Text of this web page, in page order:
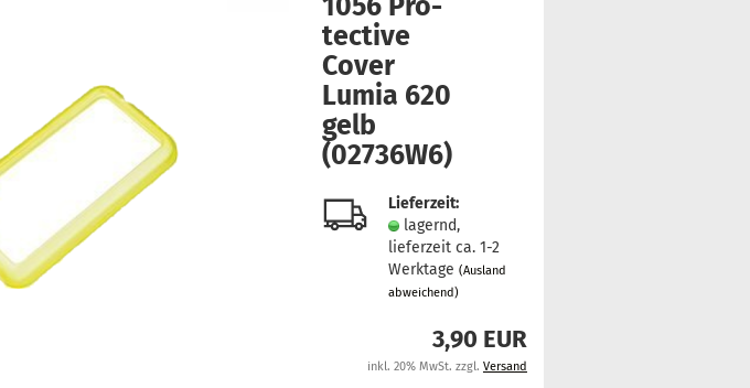
1056 Pro­
tec­ti­ve
Cover
Lumia 620
gelb
(02736W6)
Lieferzeit:
lagernd,
lieferzeit ca. 1-2
Werktage(Ausland
abweichend)
3,90 EUR
inkl. 20% MwSt. zzgl. Versand